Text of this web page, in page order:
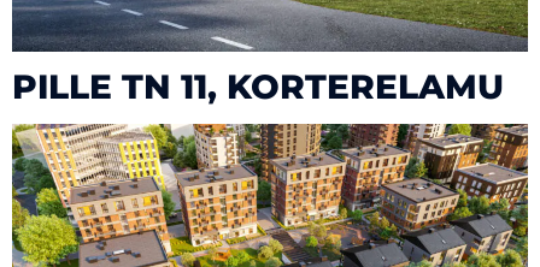
PILLE TN 11, KORTERELAMU